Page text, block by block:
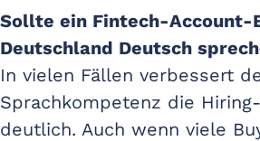
Sollte ein Fintech-Account-
Deutschland Deutsch
In vielen Fällen verbessert
Sprachkompetenz die
deutlich. Auch wenn viele